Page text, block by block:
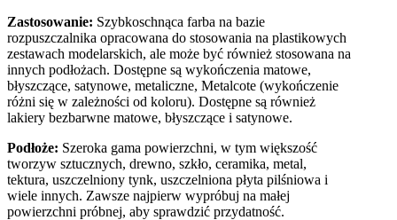
Zastosowanie: Szybkoschnąca farba na bazie
rozpuszczalnika opracowana do stosowania na plastikowych
zestawach modelarskich, ale może być również stosowana na
innych podłożach. Dostępne są wykończenia matowe,
błyszczące, satynowe, metaliczne, Metalcote (wykończenie
różni się w zależności od koloru). Dostępne są również
lakiery bezbarwne matowe, błyszczące i satynowe.
Podłoże: Szeroka gama powierzchni, w tym większość
tworzyw sztucznych, drewno, szkło, ceramika, metal,
tektura, uszczelniony tynk, uszczelniona płyta pilśniowa i
wiele innych. Zawsze najpierw wypróbuj na małej
powierzchni próbnej, aby sprawdzić przydatność.